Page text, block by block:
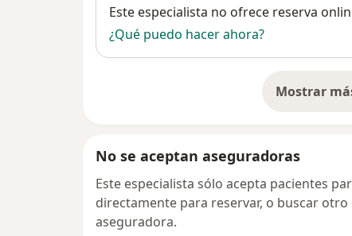
Disponibilidad
Este especialista no ofrece reserva
¿Qué puedo hacer ahora?
Mostrar
No se aceptan aseguradoras
Este especialista sólo acepta pacientes
directamente para reservar, o buscar otro
aseguradora.